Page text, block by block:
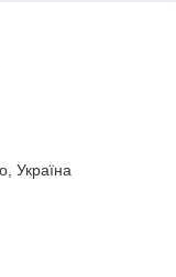
Україна